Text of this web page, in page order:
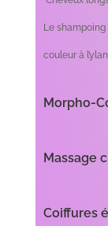
Le shampoing
couleur à
Morpho-
Massage
Coiffures